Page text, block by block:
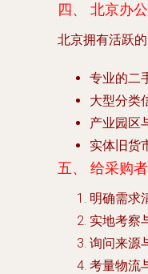
四、 北京办
北京拥有活跃
专业的二
大型分类
产业园区
实体旧货
五、 给采购
明确需求
实地考察
询问来源
考量物流